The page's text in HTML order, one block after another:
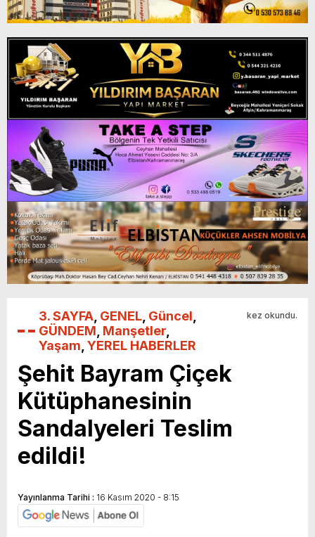
3. SAYFA GENEL Güncel
GÜNDEM Manşetler
Yaşam YEREL HABERLER
kez okundu.
Şehit Bayram Çiçek
Kütüphanesinin
Sandalyeleri Teslim
edildi!
Yayınlanma Tarihi : 16 Kasım 2020 - 8:15